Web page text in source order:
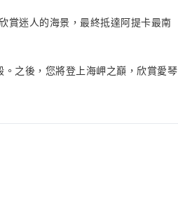
賞迷人的海景，最終抵達阿提卡最南
之後，您將登上海岬之巔，欣賞愛琴